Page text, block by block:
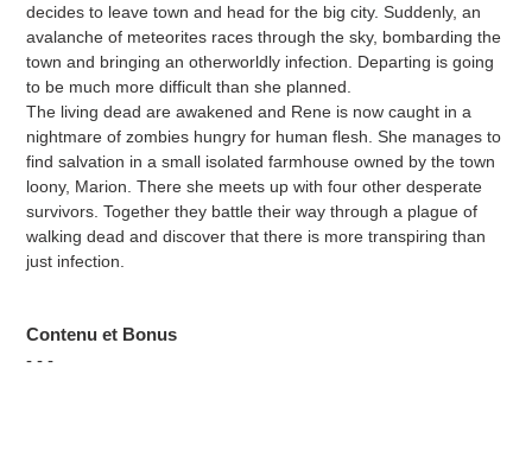
decides to leave town and head for the big city. Suddenly, an
avalanche of meteorites races through the sky, bombarding the
town and bringing an otherworldly infection. Departing is going
to be much more difficult than she planned.
The living dead are awakened and Rene is now caught in a
nightmare of zombies hungry for human flesh. She manages to
find salvation in a small isolated farmhouse owned by the town
loony, Marion. There she meets up with four other desperate
survivors. Together they battle their way through a plague of
walking dead and discover that there is more transpiring than
just infection.
Contenu et Bonus
- - -